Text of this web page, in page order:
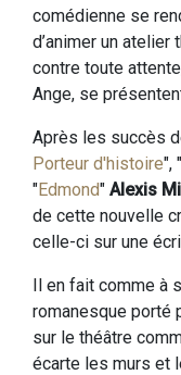
comédienne se
d’animer un
contre toute
Ange, se
Après les succès
Porteur d'histoire", "
"Edmond" Alexis
de cette nouvelle
celle-ci sur une
Il en fait comme à
romanesque porté
sur le théâtre
écarte les murs et